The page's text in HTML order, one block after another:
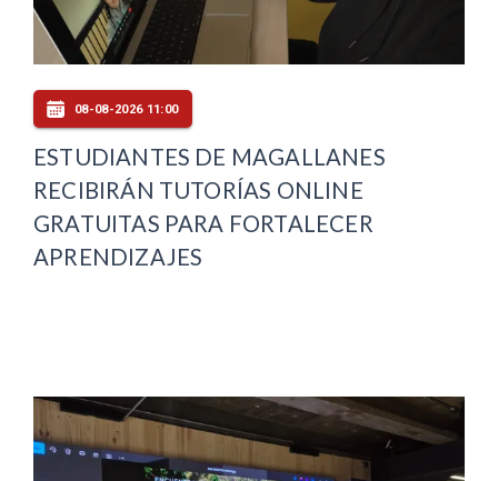
08-08-2026 11:00
ESTUDIANTES DE MAGALLANES
RECIBIRÁN TUTORÍAS ONLINE
GRATUITAS PARA FORTALECER
APRENDIZAJES